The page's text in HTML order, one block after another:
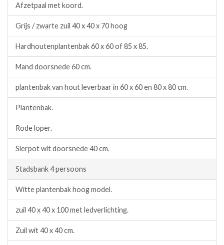
Afzetpaal met koord.
Grijs / zwarte zuil 40 x 40 x 70 hoog
Hardhoutenplantenbak 60 x 60 of 85 x 85.
Mand doorsnede 60 cm.
plantenbak van hout leverbaar in 60 x 60 en 80 x 80 cm.
Plantenbak.
Rode loper.
Sierpot wit doorsnede 40 cm.
Stadsbank 4 persoons
Witte plantenbak hoog model.
zuil 40 x 40 x 100 met ledverlichting.
Zuil wit 40 x 40 cm.